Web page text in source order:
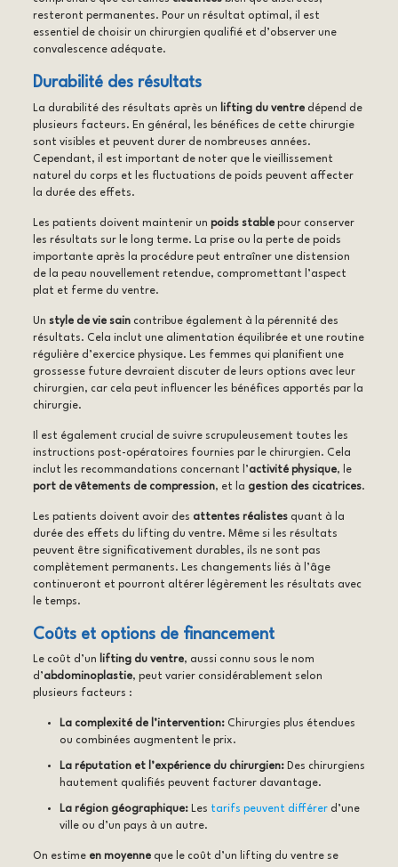
resteront permanentes. Pour un résultat optimal, il est
essentiel de choisir un chirurgien qualifié et d’observer une
convalescence adéquate.
Durabilité des résultats
La durabilité des résultats après un lifting du ventredépend de
plusieurs facteurs. En général, les bénéfices de cette chirurgie
sont visibles et peuvent durer de nombreuses années.
Cependant, il est important de noter que le vieillissement
naturel du corps et les fluctuations de poids peuvent affecter
la durée des effets.
Les patients doivent maintenir un poids stablepour conserver
les résultats sur le long terme. La prise ou la perte de poids
importante après la procédure peut entraîner une distension
de la peau nouvellement retendue, compromettant l’aspect
plat et ferme du ventre.
Un style de vie saincontribue également à la pérennité des
résultats. Cela inclut une alimentation équilibrée et une routine
régulière d’exercice physique. Les femmes qui planifient une
grossesse future devraient discuter de leurs options avec leur
chirurgien, car cela peut influencer les bénéfices apportés par la
chirurgie.
Il est également crucial de suivre scrupuleusement toutes les
instructions post-opératoires fournies par le chirurgien. Cela
inclut les recommandations concernant l’activité physique, le
port de vêtements de compression, et la gestion des cicatrices.
Les patients doivent avoir des attentes réalistesquant à la
durée des effets du lifting du ventre. Même si les résultats
peuvent être significativement durables, ils ne sont pas
complètement permanents. Les changements liés à l’âge
continueront et pourront altérer légèrement les résultats avec
le temps.
Coûts et options de financement
Le coût d’un lifting du ventre, aussi connu sous le nom
d’abdominoplastie, peut varier considérablement selon
plusieurs facteurs :
La complexité de l’intervention:Chirurgies plus étendues
ou combinées augmentent le prix.
La réputation et l’expérience du chirurgien:Des chirurgiens
hautement qualifiés peuvent facturer davantage.
La région géographique:Les tarifs peuvent différerd’une
ville ou d’un pays à un autre.
On estime en moyenneque le coût d’un lifting du ventre se